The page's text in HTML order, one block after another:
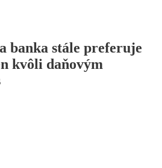
banka stále preferuje
kvôli daňovým